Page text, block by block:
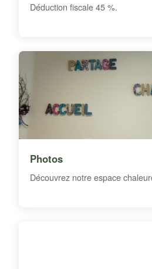
Déduction fiscale 45 %.
Photos
Découvrez notre espace